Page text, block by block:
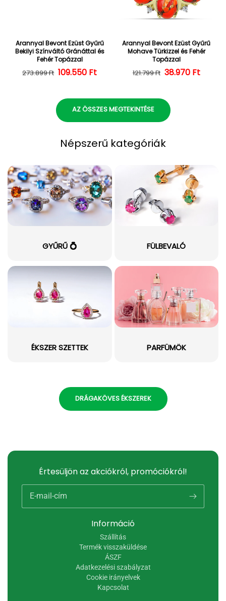
Arannyal Bevont Ezüst Gyűrű
Bekilyi Színváltó Gránáttal és
Fehér Topázzal
Normál ár
273.899 Ft Kedvezményes ár
109.550 Ft
Arannyal Bevont Ezüst Gyűrű
Mohave Türkizzel és Fehér
Topázzal
Normál ár
121.799 Ft 38.970 Ft
AZ ÖSSZES MEGTEKINTÉSE
Népszerű kategóriák
GYŰRŰ 💍 FÜLBEVALÓ
ÉKSZER SZETTEK PARFÜMÖK
DRÁGAKÖVES ÉKSZEREK
Információ
Szállítás
Termék visszaküldése
ÁSZF
Adatkezelési szabályzat
Cookie irányelvek
Kapcsolat
Értesüljön az akciókról, promóciókról!
E-mail-cím